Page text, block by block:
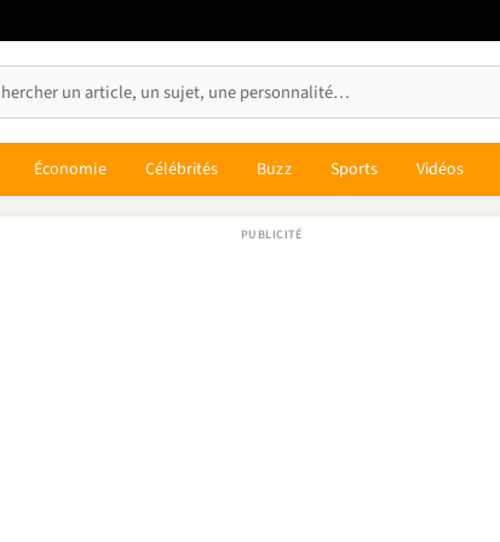
Économie Célébrités Buzz Sports Vidéos